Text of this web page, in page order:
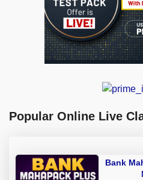
Popular Online Live
Bank